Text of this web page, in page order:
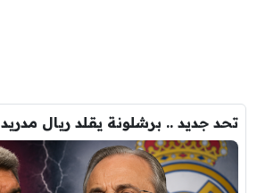
تحد جديد .. برشلونة يقلد ريال مدريد